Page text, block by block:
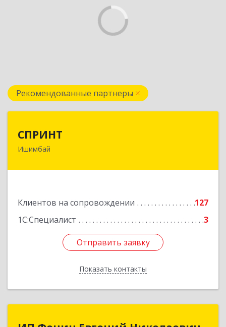
Рекомендованные партнеры
СПРИНТ
Ишимбай
Клиентов на сопровождении
127
1С:Специалист
3
Отправить заявку
Показать контакты
453201, Башкортостан Респ, Ишимбайский р-н,
Отправить заявку
Назад
ИП Фенин Евгений Николаевич